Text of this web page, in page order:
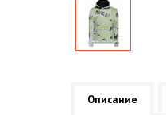
Описание